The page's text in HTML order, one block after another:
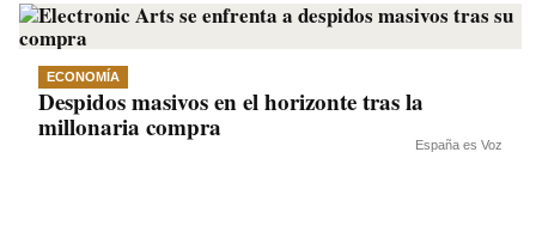
ECONOMÍA
Despidos masivos en el horizonte tras la
millonaria compra
España es Voz